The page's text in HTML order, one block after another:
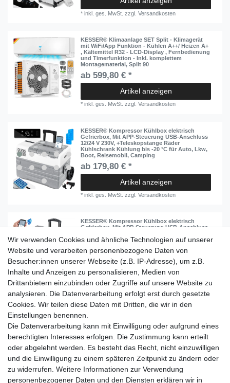
*inkl. ges. MwSt. zzgl.Versandkosten
KESSER® Klimaanlage SET Split - Klimagerät
mit WiFi/App Funktion - Kühlen A++/ Heizen A+
, Kältemittel R32 - LCD-Display , Fernbedienung
und Timerfunktion - Inkl. komplettem
Montagematerial, Split 90
ab 599,80 € *
Artikel anzeigen
*inkl. ges. MwSt. zzgl.Versandkosten
KESSER® Kompressor Kühlbox elektrisch
Gefrierbox, Mit APP-Steuerung USB-Anschluss
12/24 V 230V, +Teleskopstange Räder
Kühlschrank Kühlung bis -20 °C für Auto, Lkw,
Boot, Reisemobil, Camping
ab 179,80 € *
Artikel anzeigen
*inkl. ges. MwSt. zzgl.Versandkosten
KESSER® Kompressor Kühlbox elektrisch
Gefrierbox, Mit APP-Steuerung USB-Anschluss
Räder Kühlschrank Kühlung bis -20 °C für Auto,
Lkw, Boot, Reisemobil, Camping
ab 189,80 € *
Artikel anzeigen
*inkl. ges. MwSt.zzgl. Versandkosten
Einkaufen
Zahlungsarten
Versandarten & -kosten
Warenkorb
Kasse
Widerrufsrecht
Wir verwenden Cookies und ähnliche Technologien auf unserer
Website und verarbeiten personenbezogene Daten von
Besucher:innen unserer Webseite (z.B. IP-Adresse), um z.B.
Inhalte und Anzeigen zu personalisieren, Medien von
Drittanbietern einzubinden oder Zugriffe auf unsere Website zu
analysieren. Die Datenverarbeitung erfolgt erst durch gesetzte
Cookies. Wir teilen diese Daten mit Dritten, die wir in den
Einstellungen benennen.
Die Datenverarbeitung kann mit Einwilligung oder aufgrund eines
berechtigten Interesses erfolgen. Die Zustimmung kann erteilt
oder abgelehnt werden. Es besteht das Recht, nicht einzuwilligen
und die Einwilligung zu einem späteren Zeitpunkt zu ändern oder
zu widerrufen. Weitere Informationen zur Verwendung
personenbezogener Daten und den Diensten erklären wir in